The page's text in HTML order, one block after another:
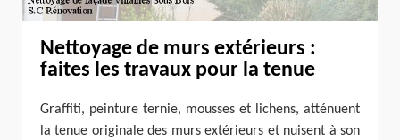
Nettoyage de murs extérieurs :
faites les travaux pour la tenue
Graffiti, peinture ternie, mousses et lichens, atténuent
la tenue originale des murs extérieurs et nuisent à son